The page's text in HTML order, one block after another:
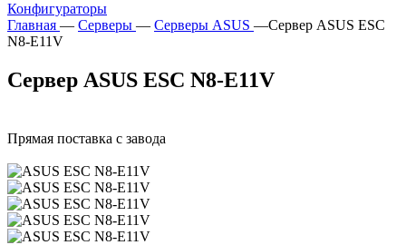
Конфигураторы
Главная — Серверы — Серверы ASUS —Сервер ASUS ESC
N8-E11V
Сервер ASUS ESC N8-E11V
Прямая поставка с завода